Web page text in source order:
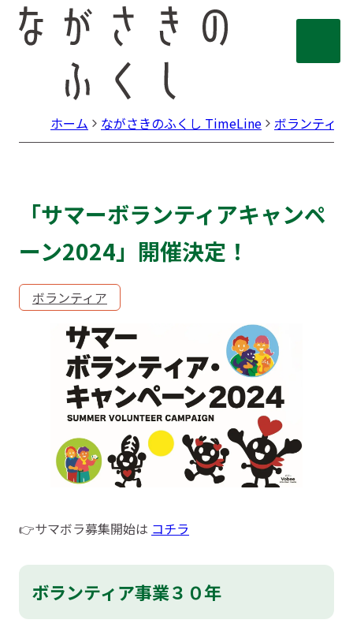
ホーム ながさきのふくし TimeLine ボランティア
「サマーボランティアキャンペ
ーン2024」開催決定！
ボランティア
👉サマボラ募集開始は コチラ
ボランティア事業３０年